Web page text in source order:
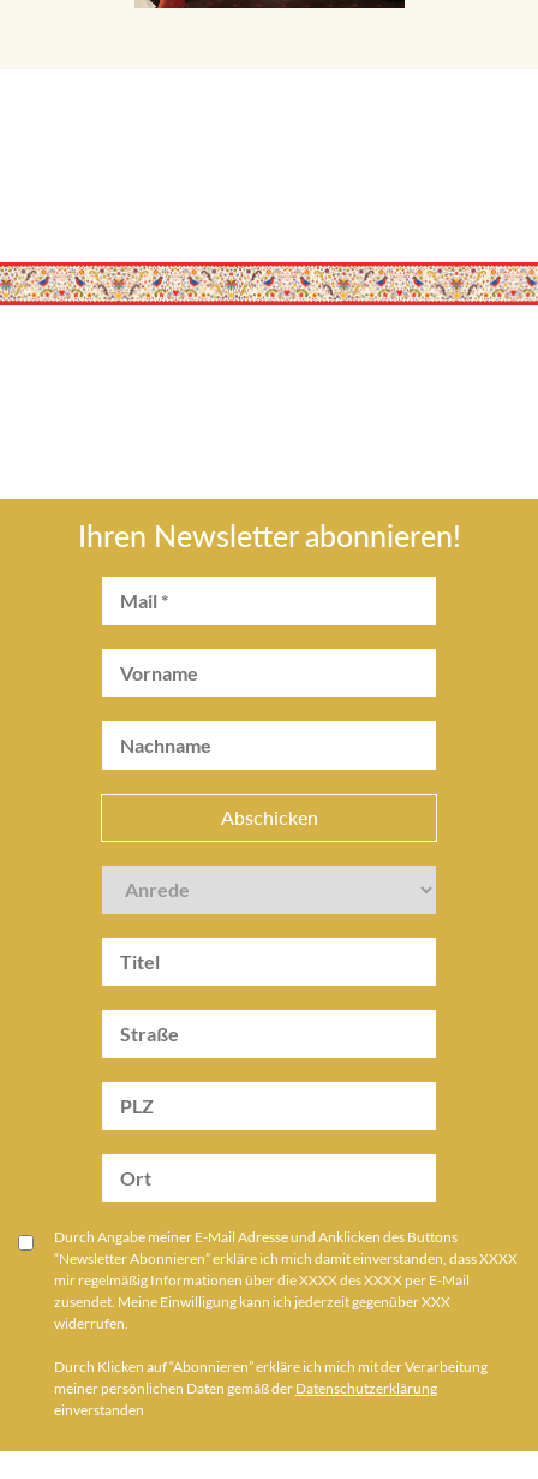
Ihren Newsletter abonnieren!
Durch Angabe meiner E-Mail Adresse und Anklicken des Buttons
“Newsletter Abonnieren” erkläre ich mich damit einverstanden, dass XXXX
mir regelmäßig Informationen über die XXXX des XXXX per E-Mail
zusendet. Meine Einwilligung kann ich jederzeit gegenüber XXX
widerrufen.
Durch Klicken auf “Abonnieren” erkläre ich mich mit der Verarbeitung
meiner persönlichen Daten gemäß der Datenschutzerklärung
einverstanden
Abschicken